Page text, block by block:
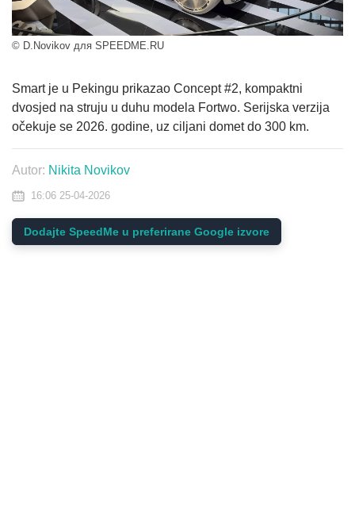
© D.Novikov для SPEEDME.RU
Smart je u Pekingu prikazao Concept #2, kompaktni
dvosjed na struju u duhu modela Fortwo. Serijska verzija
očekuje se 2026. godine, uz ciljani domet do 300 km.
Autor: Nikita Novikov
16:06 25-04-2026
Dodajte SpeedMe u preferirane Google izvore